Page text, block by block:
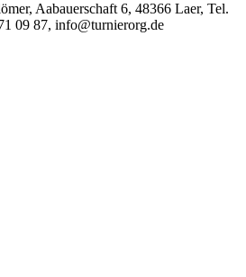
Aabauerschaft 6, 48366 Laer, Tel.
09 87, info@turnierorg.de